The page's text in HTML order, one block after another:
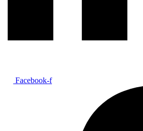
Facebook-f